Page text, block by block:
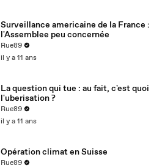
Surveillance americaine de la France :
l'Assemblee peu concernée
Rue89
il y a 11 ans
La question qui tue : au fait, c'est quoi
l'uberisation ?
Rue89
il y a 11 ans
Opération climat en Suisse
Rue89